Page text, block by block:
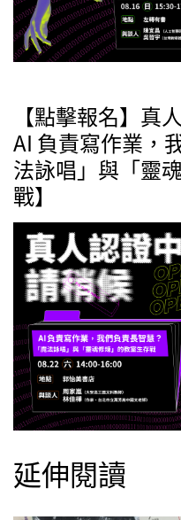
【點擊報名】真
AI 負責寫作業，
法詠唱」與「靈
戰】
延伸閱讀